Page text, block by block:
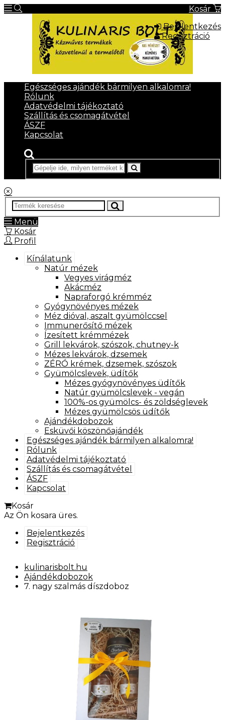
Kosár
Bejelentkezés
Regisztráció
Egészséges ajándék bármilyen alkalomra!
Rólunk
Adatvédelmi tájékoztató
Szállítás és csomagátvétel
ÁSZF
Kapcsolat
Menü
Kosár
Profil
Kínálatunk
Natúr mézek
Vegyes virágméz
Akácméz
Napraforgó krémméz
Gyógynövényes mézek
Méz dióval, aszalt gyümölccsel
Immunerősítő mézek
Ízesített krémmézek
Grill lekvárok, szószok, chutney-k
Mézes lekvárok, dzsemek
ZÉRÓ krémek, dzsemek, szószok
Gyümölcslevek, üdítők
Mézes gyógynövényes üdítők
Natúr gyümölcslevek - vegán
100%-os gyümölcs- és zöldséglevek
Mézes gyümölcsös üdítők
Ajándékdobozok
Esküvői köszönőajándék
Egészséges ajándék bármilyen alkalomra!
Rólunk
Adatvédelmi tájékoztató
Szállítás és csomagátvétel
ÁSZF
Kapcsolat
Kosár
Az Ön kosara üres.
Bejelentkezés
Regisztráció
kulinarisbolt.hu
Ajándékdobozok
7. nagy szalmás díszdoboz